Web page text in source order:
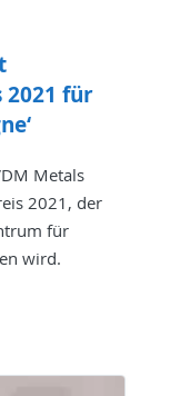
2021 für
Metals
2021, der
für
wird.